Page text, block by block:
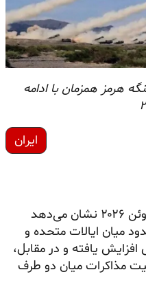
هرمز همزمان با ادامه
ایران
گزارش‌های روز سه‌شنبه ۱ تا ۲ ژوئن ۲۰۲۶ نشان می‌دهد
میان ایالات متحده و
افزایش یافته و در مقابل،
مذاکرات میان دو طرف